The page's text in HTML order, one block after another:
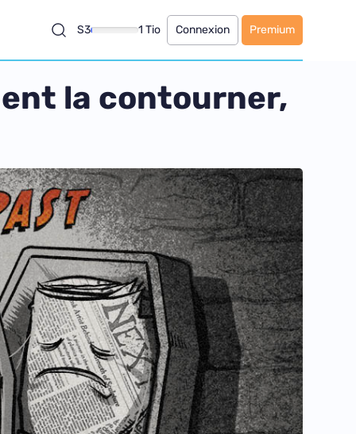
S3 1 Tio Connexion Premium
la contourner,